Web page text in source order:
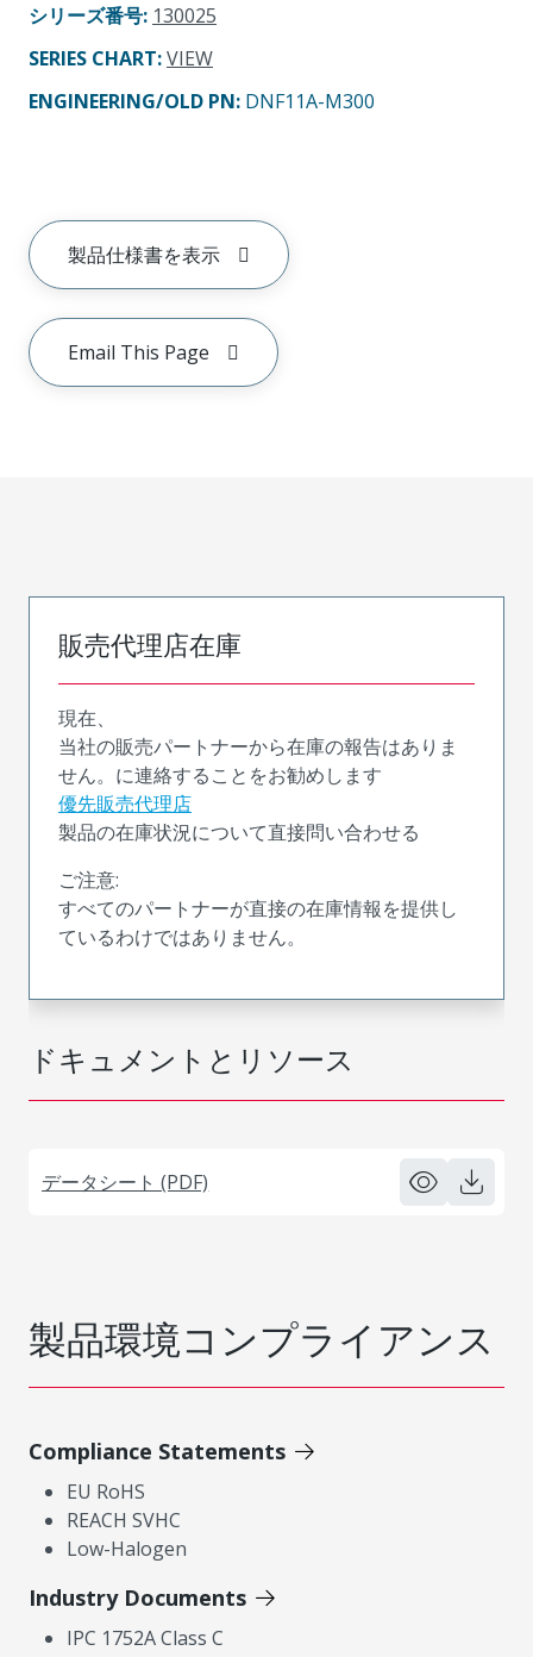
シリーズ番号: 130025
SERIES CHART:VIEW
ENGINEERING/OLD PN: DNF11A-M300
製品仕様書を表示
Email This Page
ドキュメントとリソース
データシート (PDF)
販売代理店在庫
現在、
当社の販売パートナーから在庫の報告はありま
せん。に連絡することをお勧めします
優先販売代理店
製品の在庫状況について直接問い合わせる
ご注意:
すべてのパートナーが直接の在庫情報を提供し
ているわけではありません。
製品環境コンプライアンス
Compliance Statements
EU RoHS
REACH SVHC
Low-Halogen
Industry Documents
IPC 1752A Class C